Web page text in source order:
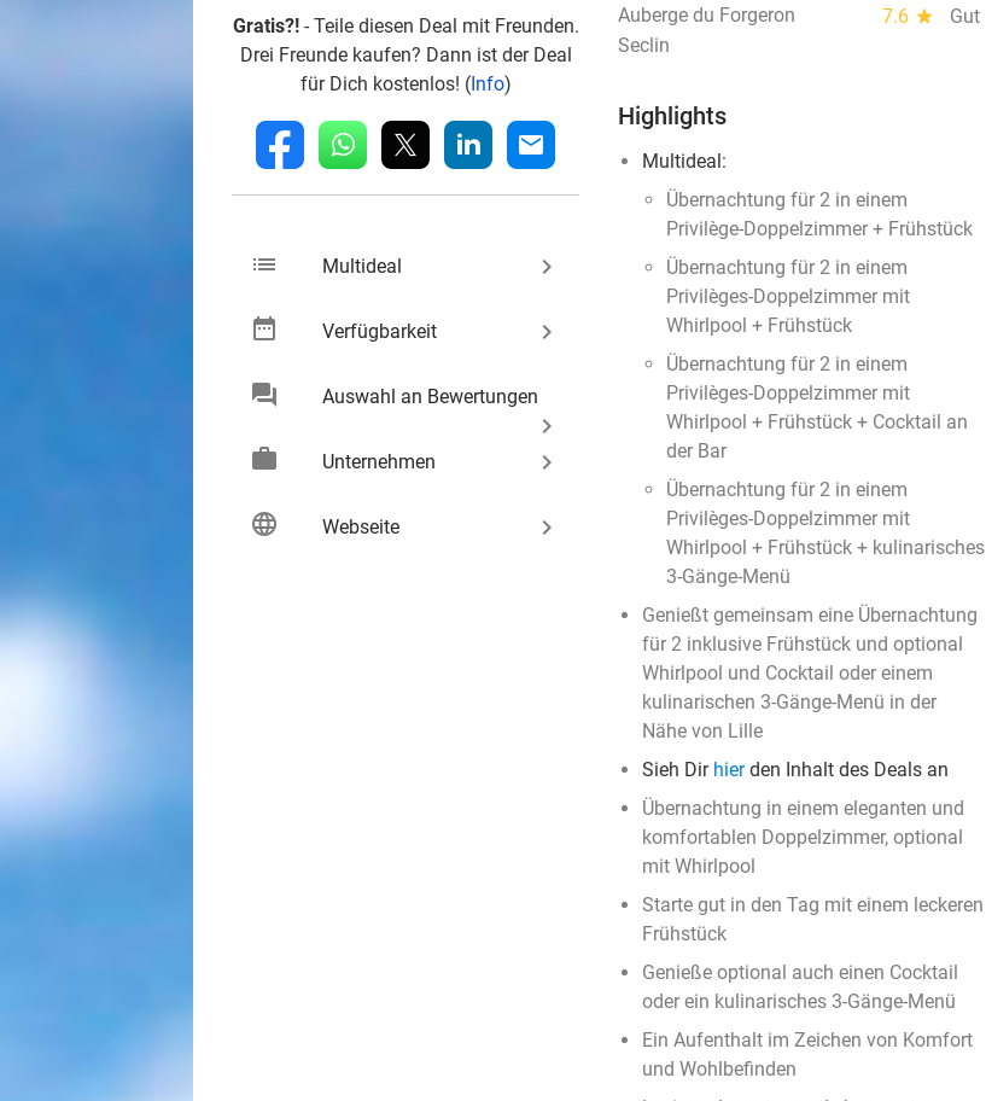
Gratis?!- Teile diesen Deal mit Freunden.
Drei Freunde kaufen? Dann ist der Deal
für Dich kostenlos! (Info)
fb whatsapp linkedin mail
list Multideal keyboard_arrow_right
date_range Verfügbarkeit keyboard_arrow_right
chat Auswahl an Bewertungen
keyboard_arrow_right
work
Unternehmen keyboard_arrow_right
language Webseite keyboard_arrow_right
Auberge du Forgeron 7.6 star
Gut
Seclin
Highlights
Multideal:
Übernachtung für 2 in einem
Privilège-Doppelzimmer + Frühstück
Übernachtung für 2 in einem
Privilèges-Doppelzimmer mit
Whirlpool + Frühstück
Übernachtung für 2 in einem
Privilèges-Doppelzimmer mit
Whirlpool + Frühstück + Cocktail an
der Bar
Übernachtung für 2 in einem
Privilèges-Doppelzimmer mit
Whirlpool + Frühstück + kulinarisches
3-Gänge-Menü
Genießt gemeinsam eine Übernachtung
für 2 inklusive Frühstück und optional
Whirlpool und Cocktail oder einem
kulinarischen 3-Gänge-Menü in der
Nähe von Lille
Sieh Dir hierden Inhalt des Deals an
Übernachtung in einem eleganten und
komfortablen Doppelzimmer, optional
mit Whirlpool
Starte gut in den Tag mit einem leckeren
Frühstück
Genieße optional auch einen Cocktail
oder ein kulinarisches 3-Gänge-Menü
Ein Aufenthalt im Zeichen von Komfort
und Wohlbefinden